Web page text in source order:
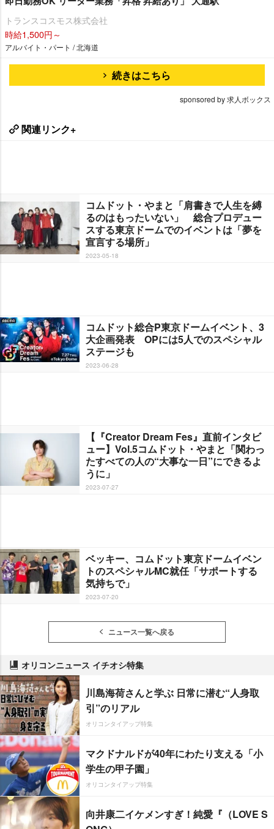
トランスコスモス株式会社
時給1,500円～
アルバイト・パート / 北海道
続きはこちら
sponsored by 求人ボックス
関連リンク+
コムドット・やまと「肩書きで人生を縛
るのはもったいない」 総合プロデュー
スする東京ドームでのイベントは「夢を
宣言する場所」
2023-05-18
コムドット総合P東京ドームイベント、3
大企画発表 OPには5人でのスペシャル
ステージも
2023-06-28
【『Creator Dream Fes』直前インタビ
ュー】Vol.5コムドット・やまと「関わっ
たすべての人の“大事な一日”にできるよ
うに」
2023-07-27
ベッキー、コムドット東京ドームイベン
トのスペシャルMC就任「サポートする
気持ちで」
2023-07-20
ニュース一覧へ戻る
オリコンニュース イチオシ特集
川島海荷さんと学ぶ 日常に潜む“人身取
引”のリアル
オリコンタイアップ特集
マクドナルドが40年にわたり支える「小
学生の甲子園」
オリコンタイアップ特集
向井康二イケメンすぎ！純愛『（LOVE S